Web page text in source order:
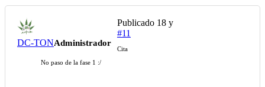
DC-TONAdministrador
Publicado 18 y
#11
Cita
No paso de la fase 1 :/